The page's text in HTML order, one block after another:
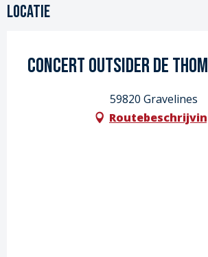
Locatie
Concert Outsider de
59820 Gravelines